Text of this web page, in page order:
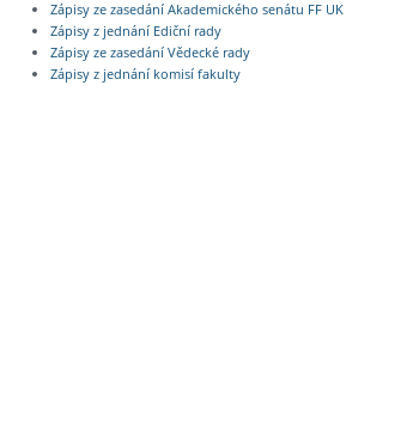
Zápisy ze zasedání Akademického senátu FF UK
Zápisy z jednání Ediční rady
Zápisy ze zasedání Vědecké rady
Zápisy z jednání komisí fakulty